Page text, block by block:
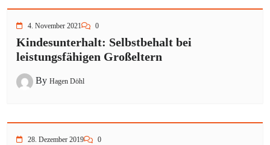
4. November 2021 0
Kindesunterhalt: Selbstbehalt bei
leistungsfähigen Großeltern
By Hagen Döhl
28. Dezember 2019 0